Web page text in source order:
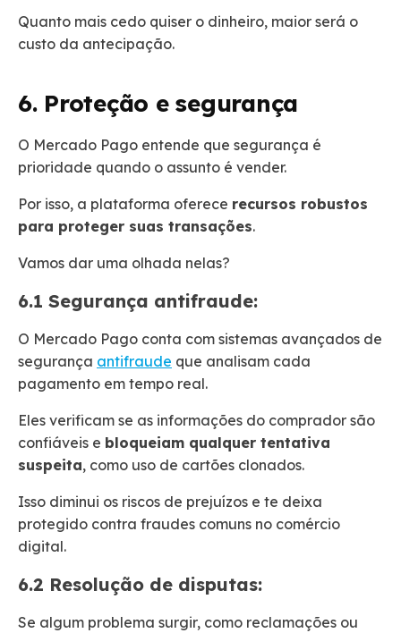
Quanto mais cedo quiser o dinheiro, maior será o
custo da antecipação.
6. Proteção e segurança
O Mercado Pago entende que segurança é
prioridade quando o assunto é vender.
Por isso, a plataforma oferece recursos robustos
para proteger suas transações.
Vamos dar uma olhada nelas?
6.1 Segurança antifraude:
O Mercado Pago conta com sistemas avançados de
segurança antifraude que analisam cada
pagamento em tempo real.
Eles verificam se as informações do comprador são
confiáveis e bloqueiam qualquer tentativa
suspeita, como uso de cartões clonados.
Isso diminui os riscos de prejuízos e te deixa
protegido contra fraudes comuns no comércio
digital.
6.2 Resolução de disputas:
Se algum problema surgir, como reclamações ou